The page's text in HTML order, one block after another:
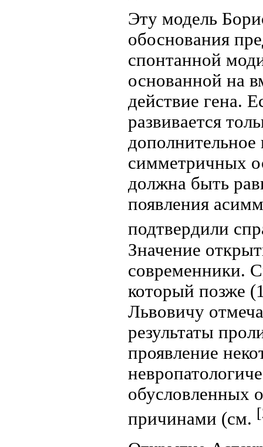
Эту модель
обоснования
спонтанной
основанной на
действие гена.
развивается
дополнительное
симметричных
должна быть
появления
подтвердили
Значение
современники.
который позже
Львовичу
результаты
проявление
обусловленных
причинами (см.